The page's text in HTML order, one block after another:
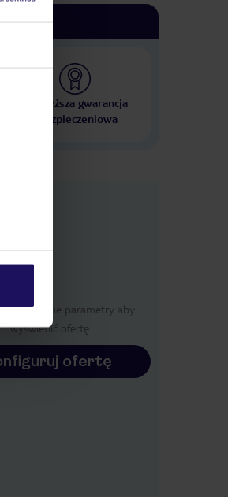
Najwyższa gwarancja
ubezpieczeniowa
parametry aby
wyświetlić ofertę
ofertę